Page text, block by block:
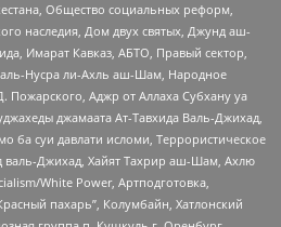
Общество социальных реформ,
наследия, Дом двух святых, Джунд аш-
Имарат Кавказ, АБТО, Правый сектор,
аль-Нусра ли-Ахль аш-Шам, Народное
Аджр от Аллаха Субхану уа
джамаата Ат-Тавхида Валь-Джихад,
ба суи давлати исломи, Террористическое
валь-Джихад, Хайят Тахрир аш-Шам, Ахлю
White Power, Артподготовка,
пахарь”, Колумбайн, Хатлонский